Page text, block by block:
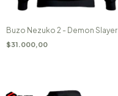
Buzo Nezuko 2 - Demon Slayer
$31.000,00